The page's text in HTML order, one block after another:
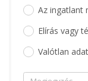
Az ingatlant
Elírás vagy
Valótlan